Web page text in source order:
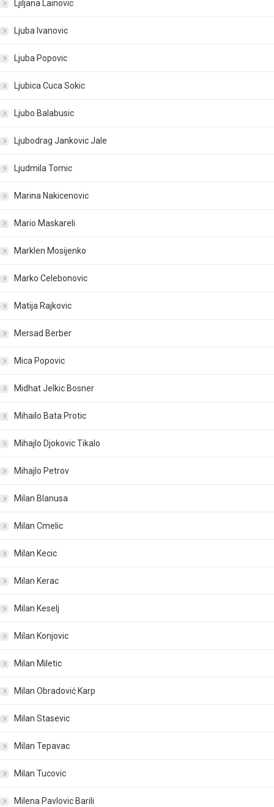
Ljiljana Lainovic
Ljuba Ivanovic
Ljuba Popovic
Ljubica Cuca Sokic
Ljubo Balabusic
Ljubodrag Jankovic Jale
Ljudmila Tomic
Marina Nakicenovic
Mario Maskareli
Marklen Mosijenko
Marko Celebonovic
Matija Rajkovic
Mersad Berber
Mica Popovic
Midhat Jelkic Bosner
Mihailo Bata Protic
Mihajlo Djokovic Tikalo
Mihajlo Petrov
Milan Blanusa
Milan Cmelic
Milan Kecic
Milan Kerac
Milan Keselj
Milan Konjovic
Milan Miletic
Milan Obradović Karp
Milan Stasevic
Milan Tepavac
Milan Tucovic
Milena Pavlovic Barili